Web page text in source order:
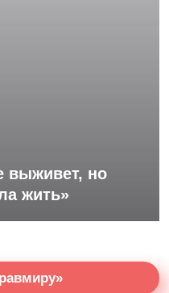
выживет, но
жить»